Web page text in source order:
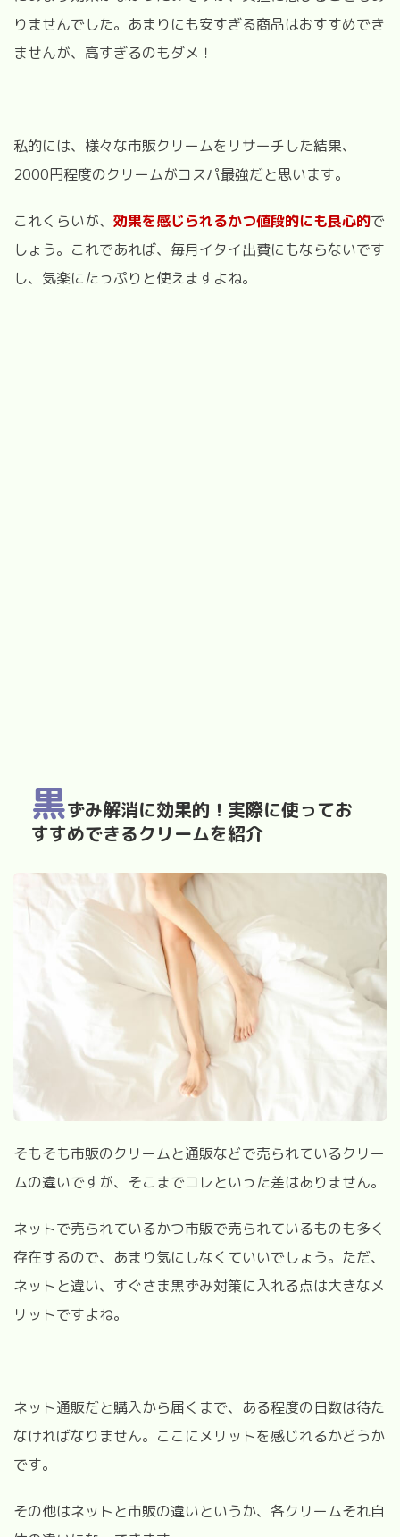
りませんでした。あまりにも安すぎる商品はおすすめでき
ませんが、高すぎるのもダメ！
私的には、様々な市販クリームをリサーチした結果、
2000円程度のクリームがコスパ最強だと思います。
これくらいが、 効果を感じられるかつ値段的にも良心的で
しょう。これであれば、毎月イタイ出費にもならないです
し、気楽にたっぷりと使えますよね。
黒ずみ解消に効果的！実際に使ってお
すすめできるクリームを紹介
そもそも市販のクリームと通販などで売られているクリー
ムの違いですが、そこまでコレといった差はありません。
ネットで売られているかつ市販で売られているものも多く
存在するので、あまり気にしなくていいでしょう。ただ、
ネットと違い、すぐさま黒ずみ対策に入れる点は大きなメ
リットですよね。
ネット通販だと購入から届くまで、ある程度の日数は待た
なければなりません。ここにメリットを感じれるかどうか
です。
その他はネットと市販の違いというか、各クリームそれ自